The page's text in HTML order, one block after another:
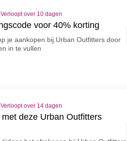
Verloopt over 10 dagen
voor 40% korting
je aankopen bij Urban Outfitters door
in te vullen
Verloopt over 14 dagen
deze Urban Outfitters